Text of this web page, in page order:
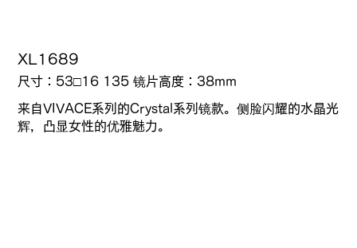
XL1689
尺寸：53□16 135镜片高度： 38mm
来自VIVACE系列的Crystal系列镜款。侧脸闪耀的水晶光
辉，凸显女性的优雅魅力。